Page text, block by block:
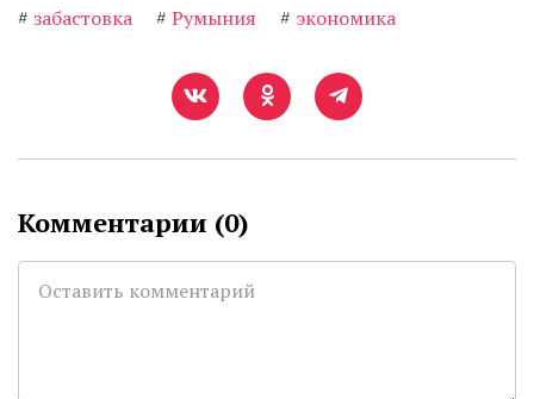
# забастовка # Румыния # экономика
Комментарии (0)